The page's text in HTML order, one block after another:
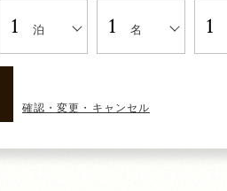
泊 名
確認・変更・キャンセル